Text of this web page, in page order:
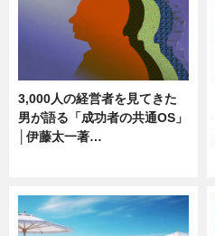
3,000人の経営者を見てきた
男が語る「成功者の共通OS」
│伊藤太一著…